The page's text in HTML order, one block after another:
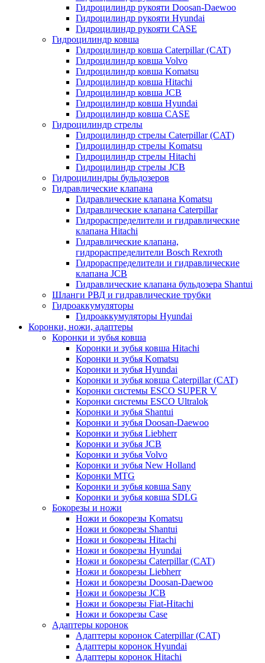
Гидроцилиндр рукояти Doosan-Daewoo
Гидроцилиндр рукояти Hyundai
Гидроцилиндр рукояти CASE
Гидроцилиндр ковша
Гидроцилиндр ковша Caterpillar (CAT)
Гидроцилиндр ковша Volvo
Гидроцилиндр ковша Komatsu
Гидроцилиндр ковша Hitachi
Гидроцилиндр ковша JCB
Гидроцилиндр ковша Hyundai
Гидроцилиндр ковша CASE
Гидроцилиндр стрелы
Гидроцилиндр стрелы Caterpillar (CAT)
Гидроцилиндр стрелы Komatsu
Гидроцилиндр стрелы Hitachi
Гидроцилиндр стрелы JCB
Гидроцилиндры бульдозеров
Гидравлические клапана
Гидравлические клапана Komatsu
Гидравлические клапана Caterpillar
Гидрораспределители и гидравлические
клапана Hitachi
Гидравлические клапана,
гидрораспределители Bosch Rexroth
Гидрораспределители и гидравлические
клапана JCB
Гидравлические клапана бульдозера Shantui
Шланги РВД и гидравлические трубки
Гидроаккумуляторы
Гидроаккумуляторы Hyundai
Коронки, ножи, адаптеры
Коронки и зубья ковша
Коронки и зубья ковша Hitachi
Коронки и зубья Komatsu
Коронки и зубья Hyundai
Коронки и зубья ковша Caterpillar (CAT)
Коронки системы ESCO SUPER V
Коронки системы ESCO Ultralok
Коронки и зубья Shantui
Коронки и зубья Doosan-Daewoo
Коронки и зубья Liebherr
Коронки и зубья JCB
Коронки и зубья Volvo
Коронки и зубья New Holland
Коронки MTG
Коронки и зубья ковша Sany
Коронки и зубья ковша SDLG
Бокорезы и ножи
Ножи и бокорезы Komatsu
Ножи и бокорезы Shantui
Ножи и бокорезы Hitachi
Ножи и бокорезы Hyundai
Ножи и бокорезы Caterpillar (CAT)
Ножи и бокорезы Liebherr
Ножи и бокорезы Doosan-Daewoo
Ножи и бокорезы JCB
Ножи и бокорезы Fiat-Hitachi
Ножи и бокорезы Case
Адаптеры коронок
Адаптеры коронок Caterpillar (CAT)
Адаптеры коронок Hyundai
Адаптеры коронок Hitachi